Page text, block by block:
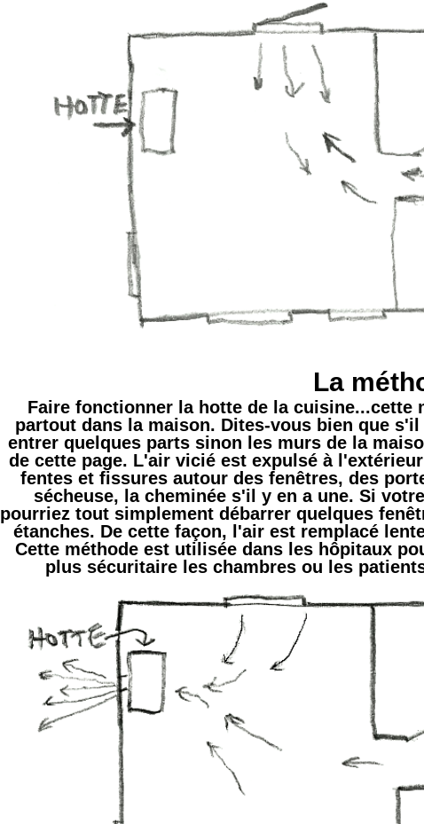
La
Faire fonctionner la hotte de la cuisine...cette
partout dans la maison. Dites-vous bien que
entrer quelques parts sinon les murs de la
de cette page. L'air vicié est expulsé à
fentes et fissures autour des fenêtres, des
sécheuse, la cheminée s'il y en a une. Si
pourriez tout simplement débarrer quelques
étanches. De cette façon, l'air est remplacé
Cette méthode est utilisée dans les hôpitaux
plus sécuritaire les chambres ou les